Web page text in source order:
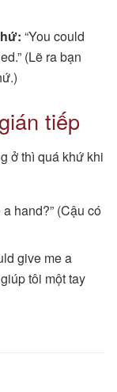
“You could
(Lẽ ra bạn
tiếp
ở thì quá khứ khi
hand?” (Cậu có
give me a
tôi một tay